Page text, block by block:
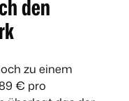
den
zu einem
€ pro